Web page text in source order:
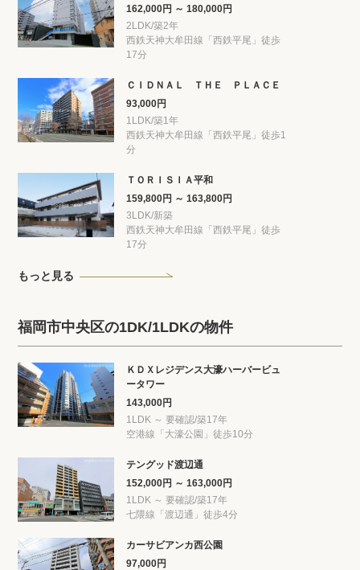
162,000円 ～ 180,000円
2LDK/築2年
西鉄天神大牟田線「西鉄平尾」徒歩
17分
ＣＩＤＮＡＬ ＴＨＥ ＰＬＡＣＥ
93,000円
1LDK/築1年
西鉄天神大牟田線「西鉄平尾」徒歩1
分
ＴＯＲＩＳＩＡ平和
159,800円 ～ 163,800円
3LDK/新築
西鉄天神大牟田線「西鉄平尾」徒歩
17分
もっと見る
福岡市中央区の1DK/1LDKの物件
ＫＤＸレジデンス大濠ハーバービュ
ータワー
143,000円
1LDK ～ 要確認/築17年
空港線「大濠公園」徒歩10分
テングッド渡辺通
152,000円 ～ 163,000円
1LDK ～ 要確認/築17年
七隈線「渡辺通」徒歩4分
カーサビアンカ西公園
97,000円